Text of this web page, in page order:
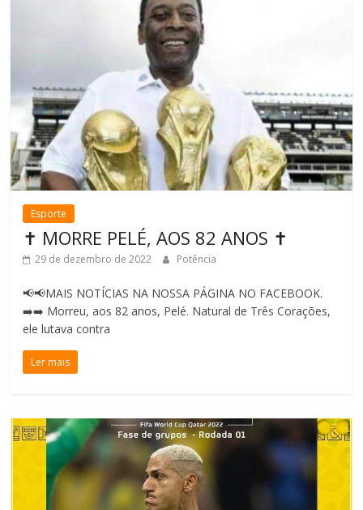
Esporte
✝️ MORRE PELÉ, AOS 82 ANOS ✝️
29 de dezembro de 2022 Potência
📢📢MAIS NOTÍCIAS NA NOSSA PÁGINA NO FACEBOOK.
➡️➡️ Morreu, aos 82 anos, Pelé. Natural de Três Corações,
ele lutava contra
Ler mais